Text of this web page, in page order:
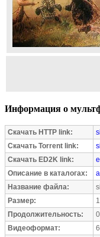
Информация о
Скачать HTTP link:
Скачать Torrent link:
Скачать ED2K link:
Описание в каталогах:
Название файла:
Размер:
Продолжительность:
Видеоформат: